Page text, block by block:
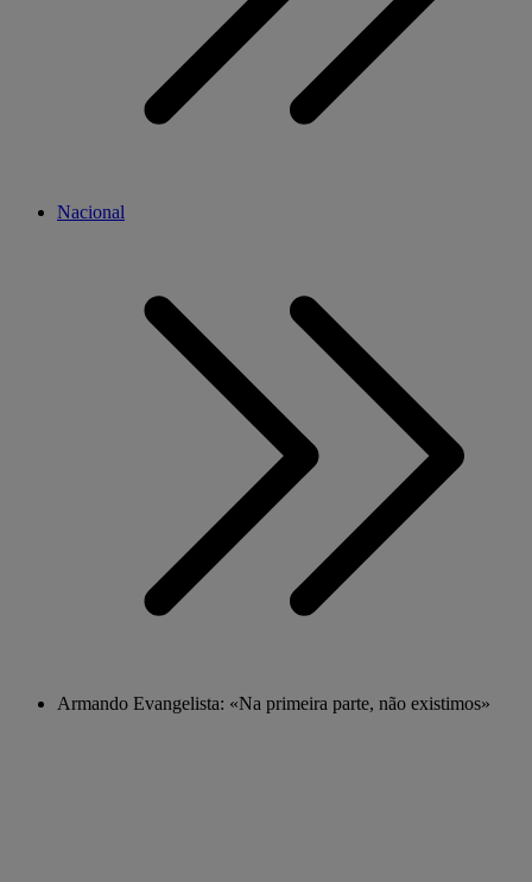
Nacional
Armando Evangelista: «Na primeira parte, não existimos»